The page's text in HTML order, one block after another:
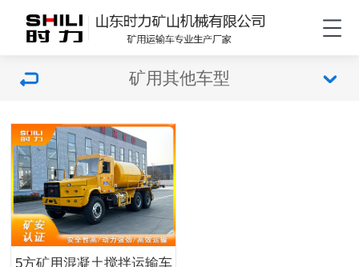
矿用其他车型
5方矿用混凝土搅拌运输车